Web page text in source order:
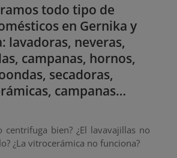
todo tipo de
en Gernika y
lavadoras, neveras,
campanas, hornos,
secadoras,
campanas…
centrifuga bien? ¿El lavavajillas no
¿La vitrocerámica no funciona?